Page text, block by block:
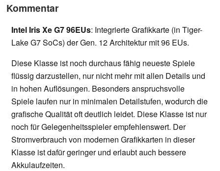
Kommentar
Intel Iris Xe G7 96EUs: Integrierte Grafikkarte (in Tiger-
Lake G7 SoCs) der Gen. 12 Architektur mit 96 EUs.
Diese Klasse ist noch durchaus fähig neueste Spiele
flüssig darzustellen, nur nicht mehr mit allen Details und
in hohen Auflösungen. Besonders anspruchsvolle
Spiele laufen nur in minimalen Detailstufen, wodurch die
grafische Qualität oft deutlich leidet. Diese Klasse ist nur
noch für Gelegenheitsspieler empfehlenswert. Der
Stromverbrauch von modernen Grafikkarten in dieser
Klasse ist dafür geringer und erlaubt auch bessere
Akkulaufzeiten.